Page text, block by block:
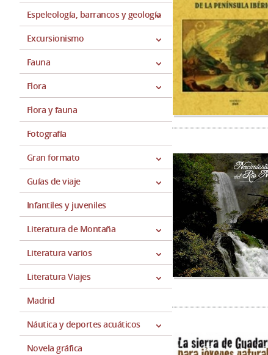
Espeleología, barrancos y geología
Excursionismo
Fauna
Flora
Flora y fauna
Fotografía
Gran formato
Guías de viaje
Infantiles y juveniles
Literatura de Montaña
Literatura varios
Literatura Viajes
Madrid
Náutica y deportes acuáticos
Novela gráfica